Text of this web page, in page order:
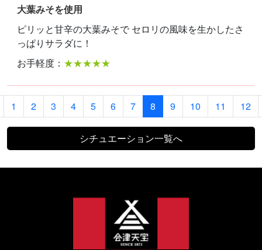
大葉みそを使用
ピリッと甘辛の大葉みそで セロリの風味を生かしたさ
っぱりサラダに！
お手軽度： ★★★★★
1 2 3 4 5 6 7 8 9 10 11 12
シチュエーション一覧へ